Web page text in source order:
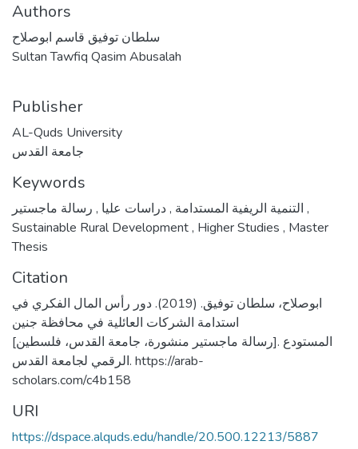
Authors
سلطان توفيق قاسم ابوصلاح
Sultan Tawfiq Qasim Abusalah
Publisher
AL-Quds University
جامعة القدس
Keywords
التنمية الريفية المستدامة ,دراسات عليا ,
,
Sustainable Rural Development, Higher Studies , Master
Thesis
Citation
ابوصلاح، سلطان توفيق. (2019). دور رأس المال الفكري في
استدامة الشركات العائلية في محافظة جنين
[رسالة ماجستير منشورة، جامعة القدس، فلسطين]. المستودع
الرقمي لجامعة القدس. https://arab-
scholars.com/c4b158
URI
https://dspace.alquds.edu/handle/20.500.12213/5887